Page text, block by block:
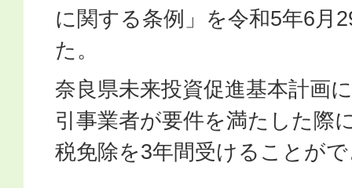
に関する条例」を令和5年6月
た。
奈良県未来投資促進基本計画
引事業者が要件を満たした際
税免除を3年間受けることが